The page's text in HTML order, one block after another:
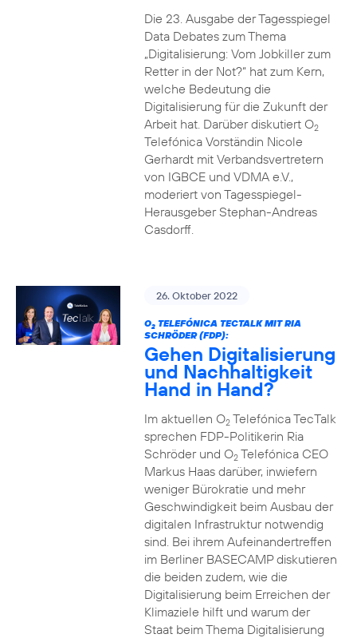
Die 23. Ausgabe der Tagesspiegel
Data Debates zum Thema
„Digitalisierung: Vom Jobkiller zum
Retter in der Not?“ hat zum Kern,
welche Bedeutung die
Digitalisierung für die Zukunft der
Arbeit hat. Darüber diskutiert O2
Telefónica Vorständin Nicole
Gerhardt mit Verbandsvertretern
von IGBCE und VDMA e.V.,
moderiert von Tagesspiegel-
Herausgeber Stephan-Andreas
Casdorff.
26. Oktober 2022
O2TELEFÓNICA TECTALK MIT RIA
SCHRÖDER (FDP):
Gehen Digitalisierung
und Nachhaltigkeit
Hand in Hand?
Im aktuellen O2Telefónica TecTalk
sprechen FDP-Politikerin Ria
Schröder und O2Telefónica CEO
Markus Haas darüber, inwiefern
weniger Bürokratie und mehr
Geschwindigkeit beim Ausbau der
digitalen Infrastruktur notwendig
sind. Bei ihrem Aufeinandertreffen
im Berliner BASECAMP diskutieren
die beiden zudem, wie die
Digitalisierung beim Erreichen der
Klimaziele hilft und warum der
Staat beim Thema Digitalisierung